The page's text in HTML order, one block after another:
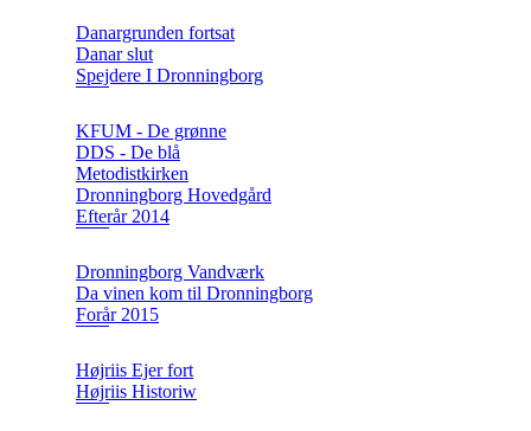
Danargrunden fortsat
Danar slut
Spejdere I Dronningborg
KFUM - De grønne
DDS - De blå
Metodistkirken
Dronningborg Hovedgård
Efterår 2014
Dronningborg Vandværk
Da vinen kom til Dronningborg
Forår 2015
Højriis Ejer fort
Højriis Historiw